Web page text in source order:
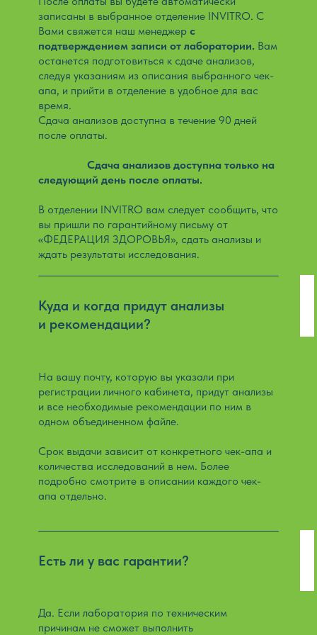
записаны в выбранное отделение INVITRO. С
Вами свяжется наш менеджер с
подтверждением записи от лаборатории. Вам
останется подготовиться к сдаче анализов,
следуя указаниям из описания выбранного чек-
апа, и прийти в отделение в удобное для вас
время.
Сдача анализов доступна в течение 90 дней
после оплаты.
Сдача анализов доступна только на
следующий день после оплаты.
В отделении INVITRO вам следует сообщить, что
вы пришли по гарантийному письму от
«ФЕДЕРАЦИЯ ЗДОРОВЬЯ», сдать анализы и
ждать результаты исследования.
Куда и когда придут анализы
и рекомендации?
На вашу почту, которую вы указали при
регистрации личного кабинета, придут анализы
и все необходимые рекомендации по ним в
одном объединенном файле.
Срок выдачи зависит от конкретного чек-апа и
количества исследований в нем. Более
подробно смотрите в описании каждого чек-
апа отдельно.
Есть ли у вас гарантии?
Да. Если лаборатория по техническим
причинам не сможет выполнить